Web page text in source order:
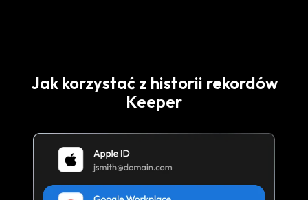
Jak korzystać z historii rekordów
Keeper